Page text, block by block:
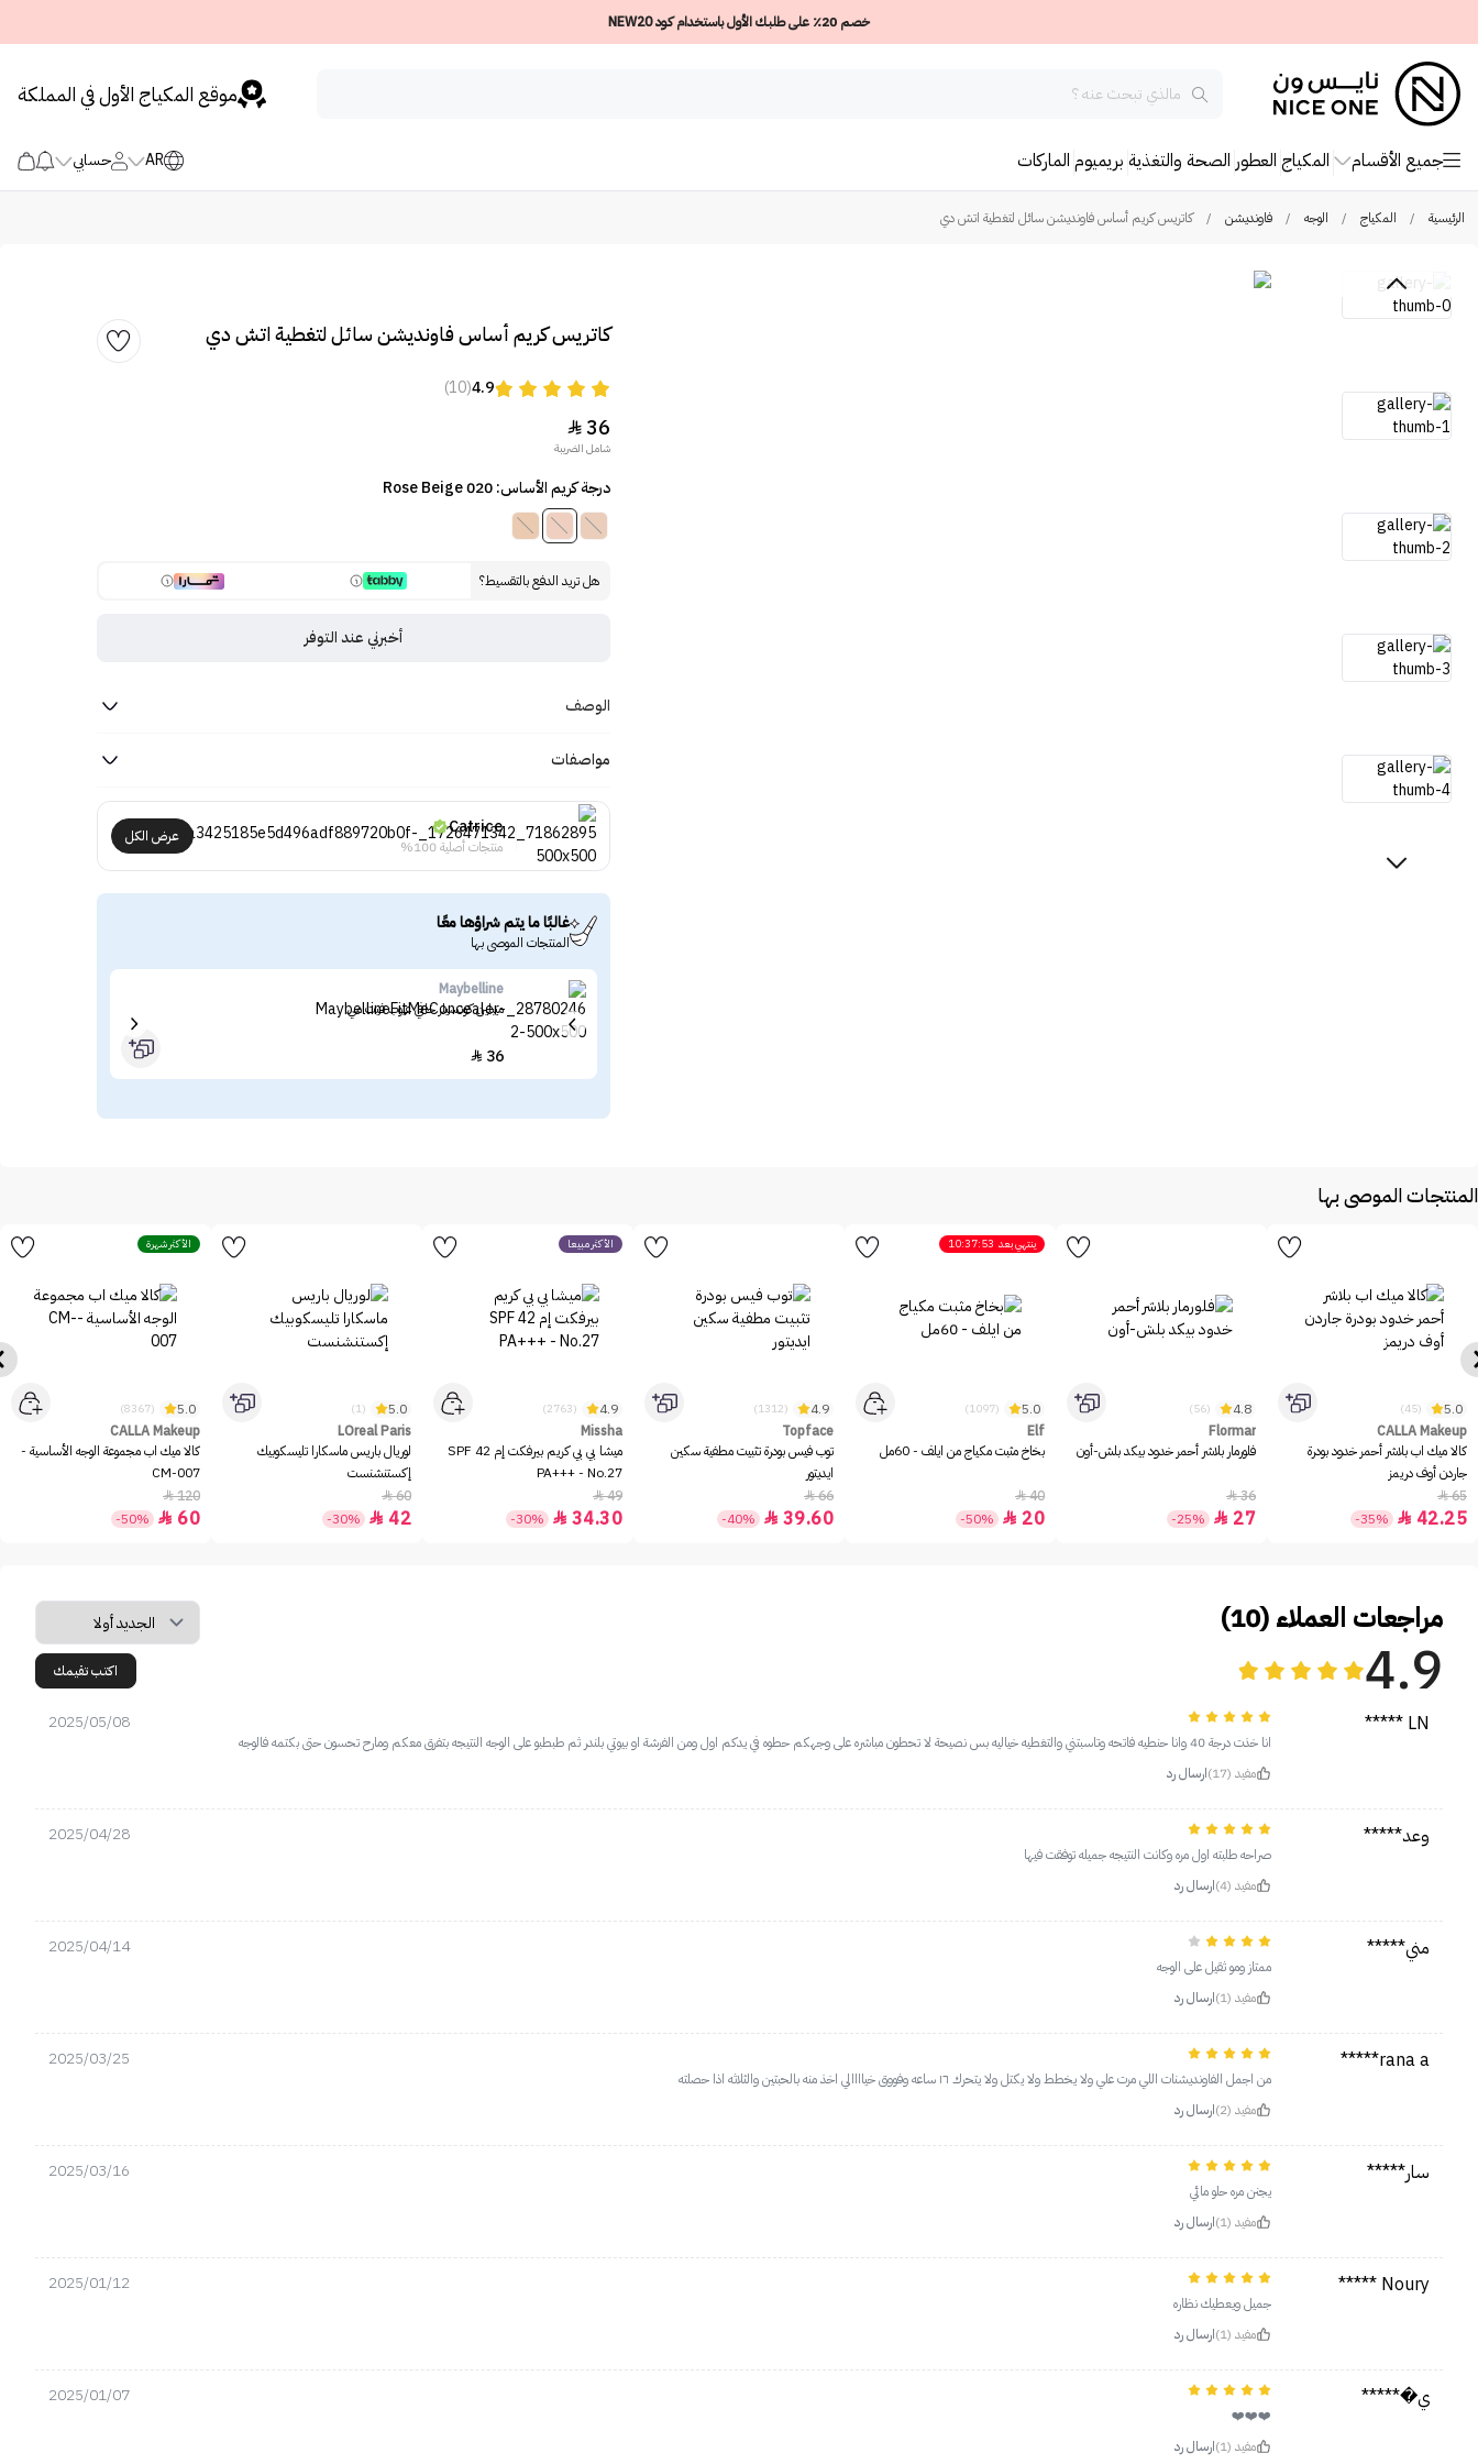
خصم 20٪ على طلبك الأول باستخدام كود NEW20
موقع المكياج الأول في المملكة
جميع الأقسام المكياج العطور الصحة والتغذية بريميوم الماركات AR حسابي
الرئيسية / المكياج / الوجه / فاونديشن / كاتريس كريم أساس فاونديشن سائل لتغطية اتش دي
كاتريس كريم أساس فاونديشن سائل لتغطية اتش دي
4.9
(10)
36

شامل الضريبة
درجة كريم الأساس: 020 Rose Beige
هل تريد الدفع بالتقسيط؟
أخبرني عند التوفر
الوصف
مواصفات
Catrice
منتجات أصلية 100%
عرض الكل
غالبًا ما يتم شراؤها معًا
المنتجات الموصى بها
Maybelline
ميبلين كونسيلر خافي عيوب فيت مي
36

المنتجات الموصى بها
5.0
(45)
CALLA Makeup
كالا ميك اب بلاشر أحمر خدود بودرة
جاردن أوف دريمز
65

42.25

-35%
4.8
(56)
Flormar
فلورمار بلاشر أحمر خدود بيكد بلش-أون
36

27

-25%
ينتهي بعد 10:37:53
5.0
(1097)
Elf
بخاخ مثبت مكياج من ايلف - 60مل
40

20

-50%
4.9
(1312)
Topface
توب فيس بودرة تثبيت مطفية سكين
ايديتور
66

39.60

-40%
الأكثر مبيعاً
4.9
(2763)
Missha
ميشا بي بي كريم بيرفكت إم SPF 42
PA+++ - No.27
49

34.30

-30%
5.0
(1)
LOreal Paris
لوريال باريس ماسكارا تليسكوبيك
إكستنشنست
60

42

-30%
الأكثر شهرة
5.0
(8367)
CALLA Makeup
كالا ميك اب مجموعة الوجه الأساسية -
CM-007
120

60

-50%
مراجعات العملاء (10)
4.9 اكتب تقيمك
LN *****
2025/05/08
انا خذت درجة 40 وانا حنطيه فاتحه وتاسبتني والتغطيه خياليه بس نصيحة لا تحطون مباشره على وجهكم حطوه في يدكم اول ومن الفرشة او بيوتي بلندر ثم طبطبو على الوجه النتيجه بتفرق معكم ومارح تحسون حتى بكتمه فالوجه
مفيد (17)
ارسال رد
وعد***** 2025/04/28
صراحه طلبته اول مره وكانت النتيجه جميله توفقت فيها
مفيد (4)
ارسال رد
مني***** 2025/04/14
ممتاز ومو ثقيل على الوجه
مفيد (1)
ارسال رد
rana a*****
2025/03/25
من اجمل الفاونديشنات اللي مرت علي ولا يخطط ولا يكتل ولا يتحرك ١٦ ساعه وفووق خياااالي اخذ منه بالحبتين والثلاثه اذا حصلته
مفيد (2)
ارسال رد
سار***** 2025/03/16
يجنن مره حلو مائي
مفيد (1)
ارسال رد
Noury *****
2025/01/12
جميل ويعطيك نظاره
مفيد (1)
ارسال رد
‏ي�***** 2025/01/07
❤️❤️❤️
مفيد (1)
ارسال رد